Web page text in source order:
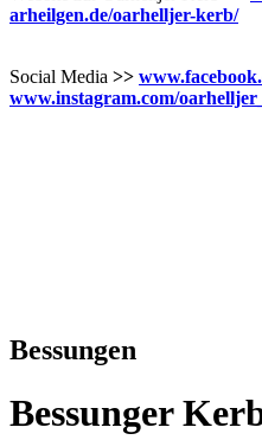
arheilgen.de/oarhelljer-kerb/
Social Media >>
www.instagram.com/
Bessungen
Bessunger